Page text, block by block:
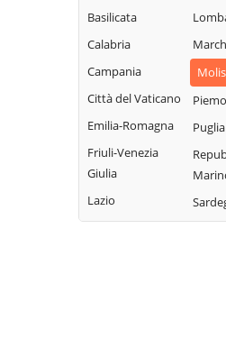
Basilicata
Calabria
Campania
Città del Vaticano
Emilia-Romagna
Friuli-Venezia
Giulia
Lazio
Puglia